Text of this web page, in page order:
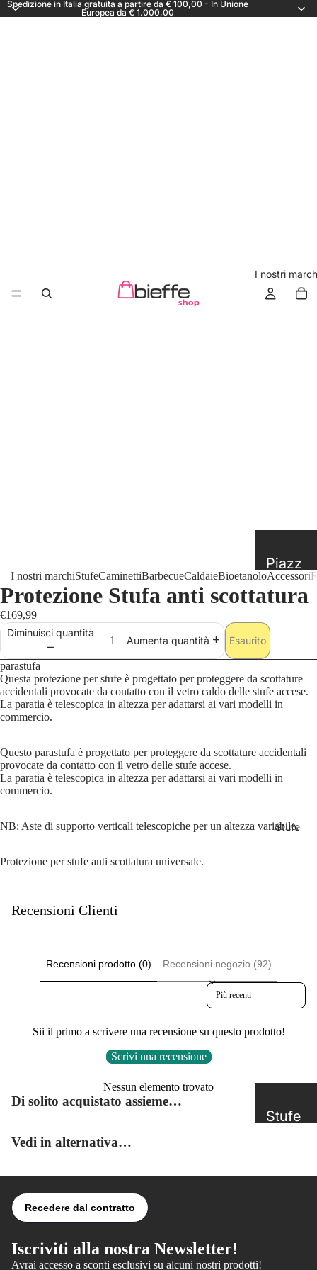
Spedizione in Italia gratuita a partire da € 100,00 - In Unione
Europea da € 1.000,00
I nostri
Piazz
etta e
Superi
or
Fòghe
r
Planik
Vulca
no
Binari
Stufe
Stufe
I nostri marchiStufeCaminettiBarbecueCaldaieBioetanoloAccessori
Protezione Stufa anti scottatura
€169,99
Diminuisci quantità
Aumenta quantità Esaurito
parastufa
Questa protezione per stufe è progettato per proteggere da scottature
accidentali provocate da contatto con il vetro caldo delle stufe accese.
La paratia è telescopica in altezza per adattarsi ai vari modelli in
commercio.
Questo parastufa è progettato per proteggere da scottature accidentali
provocate da contatto con il vetro delle stufe accese.
La paratia è telescopica in altezza per adattarsi ai vari modelli in
commercio.
NB: Aste di supporto verticali telescopiche per un altezza variabile.
Protezione per stufe anti scottatura universale.
Recensioni Clienti
Recensioni prodotto (0) Recensioni negozio (92)
Sort reviews by
Sii il primo a scrivere una recensione su questo prodotto!
Scrivi una recensione
Nessun elemento trovato
Di solito acquistato assieme…
Vedi in alternativa…
Iscriviti alla nostra Newsletter!
Avrai accesso a sconti esclusivi su alcuni nostri prodotti!
Informativa sulla privacy